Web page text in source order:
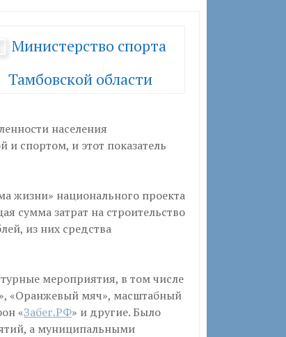
Министерство спорта
Тамбовской области
населения
и спортом, и этот показатель
жизни» национального проекта
сумма затрат на строительство
из них средства
мероприятия, в том числе
«Оранжевый мяч», масштабный
«Забег.РФ» и другие. Было
а муниципальными